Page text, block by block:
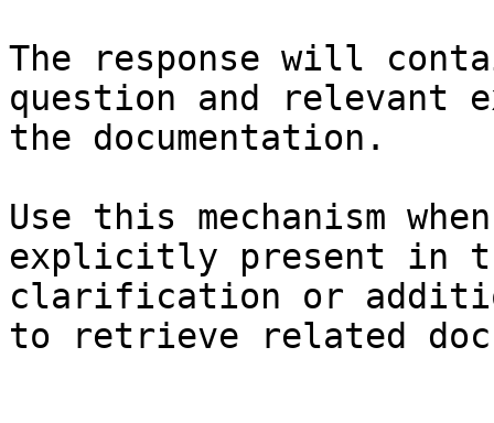
The response will
question and relevant
the documentation.
Use this mechanism
explicitly present in
clarification or